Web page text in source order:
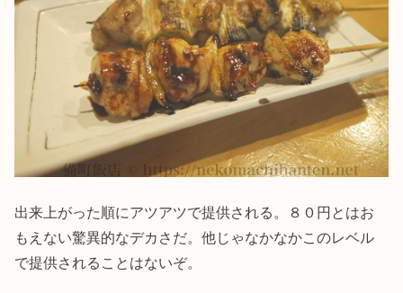
出来上がった順にアツアツで提供される。８０円とはお
もえない驚異的なデカさだ。他じゃなかなかこのレベル
で提供されることはないぞ。